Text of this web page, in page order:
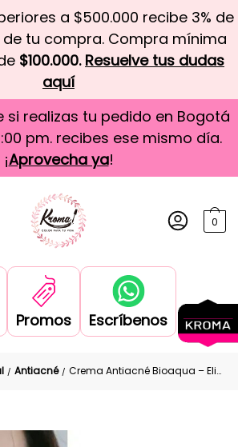
a $500.000 recibe 3% de
tu compra. Compra mínima
$100.000. Resuelve tus dudas
aquí
si realizas tu pedido en Bogotá
pm. recibes ese mismo día.
¡Aprovecha ya!
0
Promos Escríbenos
/ Antiacné / Crema Antiacné Bioaqua – Elimina Granos y Cicatrices